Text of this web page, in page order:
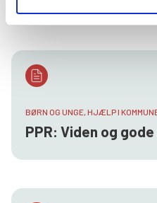
BØRN OG UNGE, HJÆLP I
PPR: Viden og